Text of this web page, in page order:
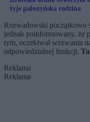
żyje palestyńska rodzina
Rozwadowski początkowo
jednak poinformowany, że
tym, oczekiwał wezwania
odpowiedzialnej funkcji.
Reklama
Reklama